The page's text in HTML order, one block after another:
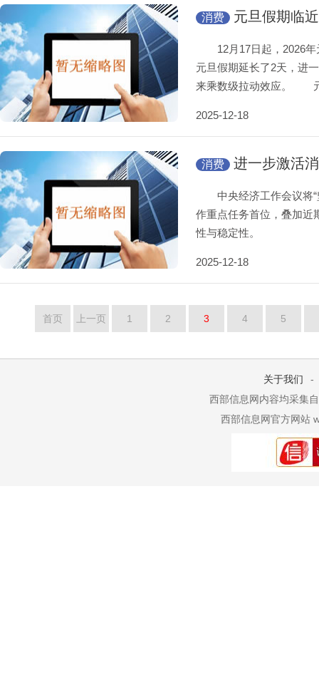
消费 元旦假期临
12月17日起，2026年
元旦假期延长了2天，进
来乘数级拉动效应。
2025-12-18
消费 进一步激活
中央经济工作会议将“
作重点任务首位，叠加近
性与稳定性。
2025-12-18
首页 上一页 1 2 3 4 5
关于我们
-
西部信息网内容均采集
西部信息网官方网站